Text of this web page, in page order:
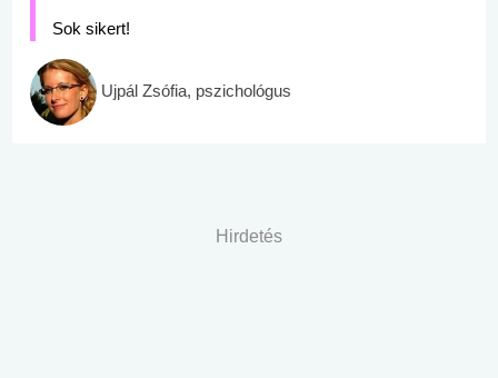
Sok sikert!
Ujpál Zsófia, pszichológus
Hirdetés